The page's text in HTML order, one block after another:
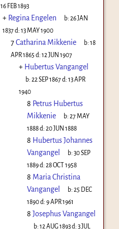
16 FEB 1893
+ Regina Engelen b:26 JAN
1837d: 13 MAY 1900
7Catharina Mikkenie b:18
APR 1865 d: 12 JUN 1907
+ Hubertus Vangangel
b:22 SEP 1867d:13 APR
1940
8 Petrus Hubertus
Mikkenie
b:27 MAY
1888d: 20 JUN 1888
8 Hubertus Johannes
Vangangel
b:30 SEP
1889d: 28 OCT 1958
8 Maria Christina
Vangangel
b:25 DEC
1890d: 9 APR 1961
8 Josephus Vangangel
b:12 AUG 1893d:3 JUL